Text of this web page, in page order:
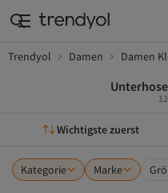
Trendyol Damen Damen
Unterhose
Wichtigste zuerst
Kategorie Marke